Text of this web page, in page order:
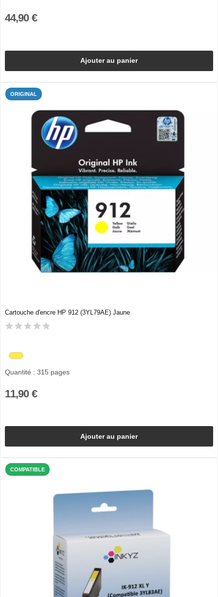
44,90 €
Ajouter au panier
ORIGINAL
Cartouche d'encre HP 912 (3YL79AE) Jaune
Quantité : 315 pages
11,90 €
Ajouter au panier
COMPATIBLE